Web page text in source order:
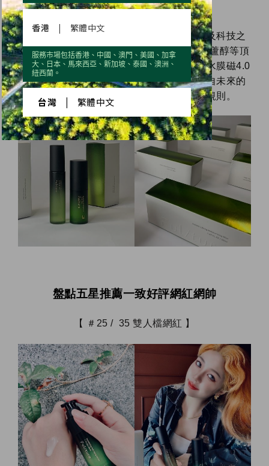
訴求的新世代簡單高效保養新觀念。
未來希保養系列也是集所有優世德產品成分及科技之
大成的一個產品，運用NMN、富勒烯、白藜蘆醇等頂
級成分，並運用脂質體技術、微米纖維素及水膜磁4.0
技術，一瓶多功，兩瓶搞定，號稱「一瓶來自未來的
保養品」，優世德將重新定義抗老保養遊戲規則。
盤點五星推薦一致好評網紅網帥
【 ＃25 / 35 雙人檔網紅 】
香港 | 繁體中文
服務市場包括香港、中國、澳門、美國、加拿
大、日本、馬來西亞、新加坡、泰國、澳洲、
紐西蘭。
台灣 繁體中文